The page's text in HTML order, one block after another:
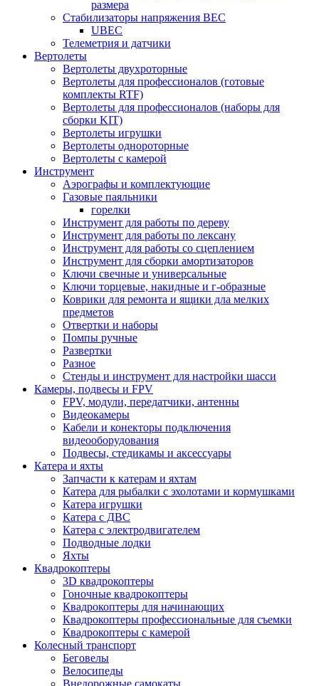
размера
Стабилизаторы напряжения BEC
UBEC
Телеметрия и датчики
Вертолеты
Вертолеты двухроторные
Вертолеты для профессионалов (готовые
комплекты RTF)
Вертолеты для профессионалов (наборы для
сборки KIT)
Вертолеты игрушки
Вертолеты однороторные
Вертолеты с камерой
Инструмент
Аэрографы и комплектующие
Газовые паяльники
горелки
Инструмент для работы по дереву
Инструмент для работы по лексану
Инструмент для работы со сцеплением
Инструмент для сборки амортизаторов
Ключи свечные и универсальные
Ключи торцевые, накидные и г-образные
Коврики для ремонта и ящики дла мелких
предметов
Отвертки и наборы
Помпы ручные
Развертки
Разное
Стенды и инструмент для настройки шасси
Камеры, подвесы и FPV
FPV, модули, передатчики, антенны
Видеокамеры
Кабели и конекторы подключения
видеооборудования
Подвесы, стедикамы и аксессуары
Катера и яхты
Запчасти к катерам и яхтам
Катера для рыбалки с эхолотами и кормушками
Катера игрушки
Катера с ДВС
Катера с электродвигателем
Подводные лодки
Яхты
Квадрокоптеры
3D квадрокоптеры
Гоночные квадрокоптеры
Квадрокоптеры для начинающих
Квадрокоптеры профессиональные для съемки
Квадрокоптеры с камерой
Колесный транспорт
Беговелы
Велосипеды
Внедорожные самокаты